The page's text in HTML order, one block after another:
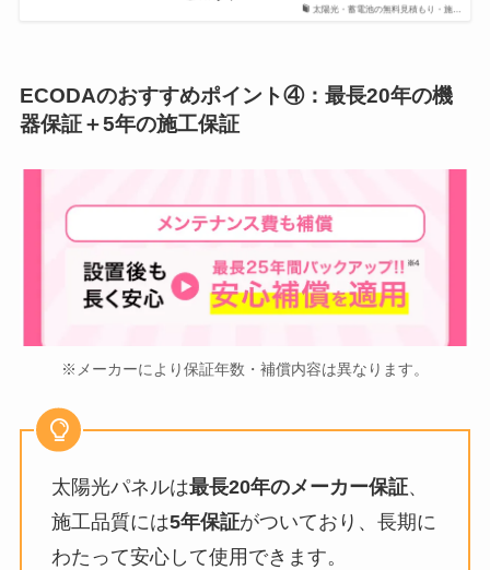
太陽光・蓄電池の無料見積もり・施…
ECODAのおすすめポイント④：最長20年の機
器保証＋5年の施工保証
※メーカーにより保証年数・補償内容は異なります。
太陽光パネルは最長20年のメーカー保証、
施工品質には5年保証がついており、長期に
わたって安心して使用できます。